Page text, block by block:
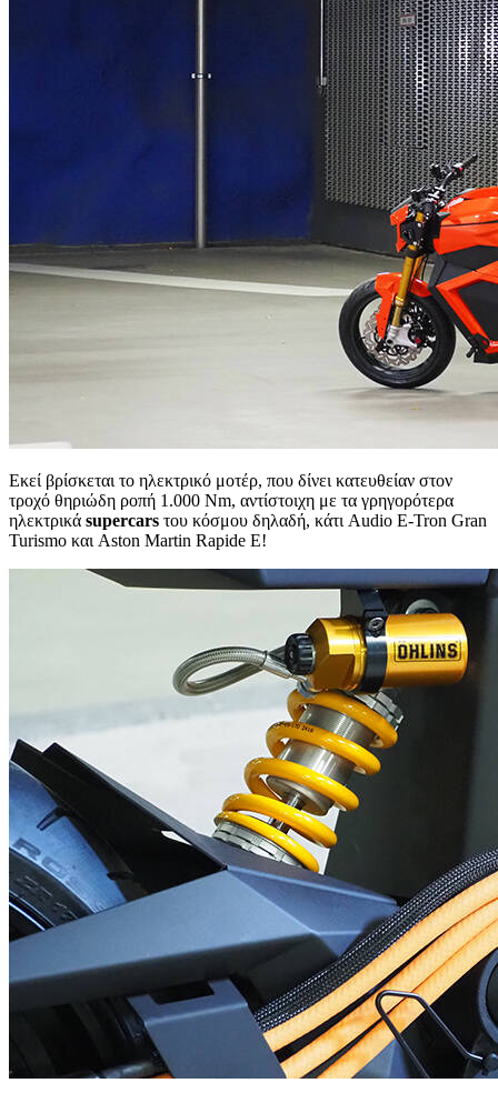
Εκεί βρίσκεται το ηλεκτρικό μοτέρ, που δίνει κατευθείαν στον
τροχό θηριώδη ροπή 1.000 Nm, αντίστοιχη με τα γρηγορότερα
ηλεκτρικά supercars του κόσμου δηλαδή, κάτι Audio E-Tron Gran
Turismo και Aston Martin Rapide E!